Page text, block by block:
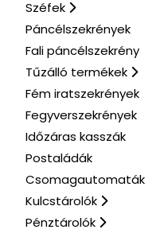
Széfek
Páncélszekrények
Fali páncélszekrény
Tűzálló termékek
Fém iratszekrények
Fegyverszekrények
Időzáras kasszák
Postaládák
Csomagautomaták
Kulcstárolók
Pénztárolók